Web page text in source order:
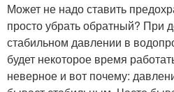
Может не надо ставить
просто убрать обратный? При
стабильном давлении в
будет некоторое время
неверное и вот почему: